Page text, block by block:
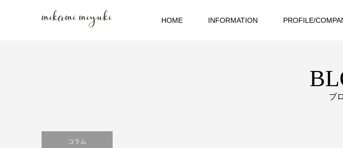
HOME INFORMATION PROFILE/
ブ
コラム